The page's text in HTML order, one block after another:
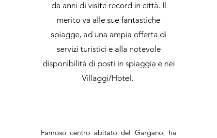
da anni di visite record in città. Il
merito va alle sue fantastiche
spiagge, ad una ampia offerta di
servizi turistici e alla notevole
disponibilità di posti in spiaggia e nei
Villaggi/Hotel.
Famoso centro abitato del Gargano, ha